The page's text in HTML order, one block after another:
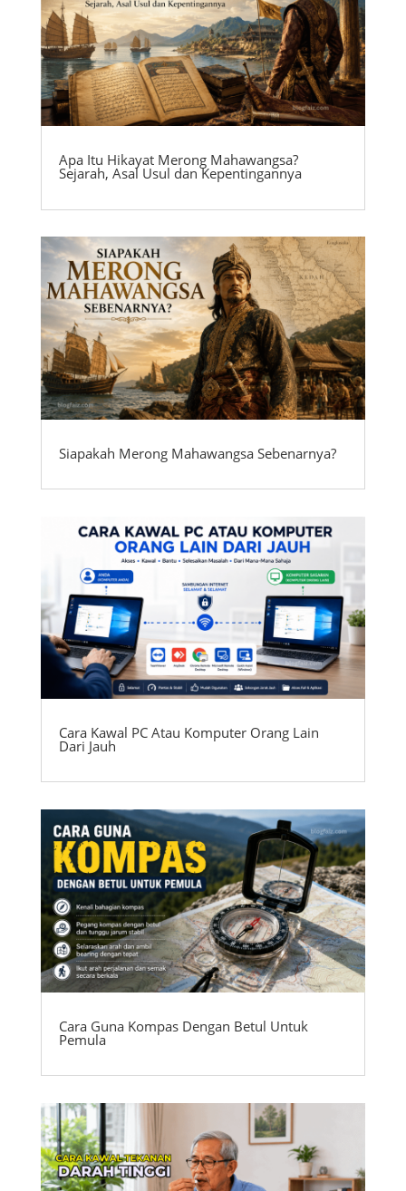
Apa Itu Hikayat Merong Mahawangsa?
Sejarah, Asal Usul dan Kepentingannya
Siapakah Merong Mahawangsa Sebenarnya?
Cara Kawal PC Atau Komputer Orang Lain
Dari Jauh
Cara Guna Kompas Dengan Betul Untuk
Pemula